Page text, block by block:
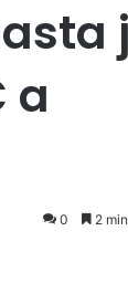
a
0 2